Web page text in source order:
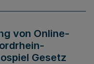
von Online-
Gesetz